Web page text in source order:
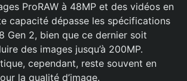
ProRAW à 48MP et des vidéos en
capacité dépasse les spécifications
Gen 2, bien que ce dernier soit
des images jusqu’à 200MP.
cependant, reste souvent en
la qualité d’image.